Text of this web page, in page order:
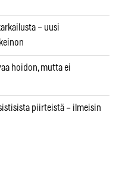
– uusi
hoidon, mutta ei
piirteistä – ilmeisin